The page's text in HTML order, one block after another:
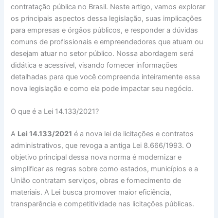
contratação pública no Brasil. Neste artigo, vamos explorar
os principais aspectos dessa legislação, suas implicações
para empresas e órgãos públicos, e responder a dúvidas
comuns de profissionais e empreendedores que atuam ou
desejam atuar no setor público. Nossa abordagem será
didática e acessível, visando fornecer informações
detalhadas para que você compreenda inteiramente essa
nova legislação e como ela pode impactar seu negócio.
O que é a Lei 14.133/2021?
A Lei 14.133/2021 é a nova lei de licitações e contratos
administrativos, que revoga a antiga Lei 8.666/1993. O
objetivo principal dessa nova norma é modernizar e
simplificar as regras sobre como estados, municípios e a
União contratam serviços, obras e fornecimento de
materiais. A Lei busca promover maior eficiência,
transparência e competitividade nas licitações públicas.